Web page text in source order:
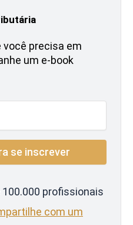
você precisa em
um e-book
profissionais
com um